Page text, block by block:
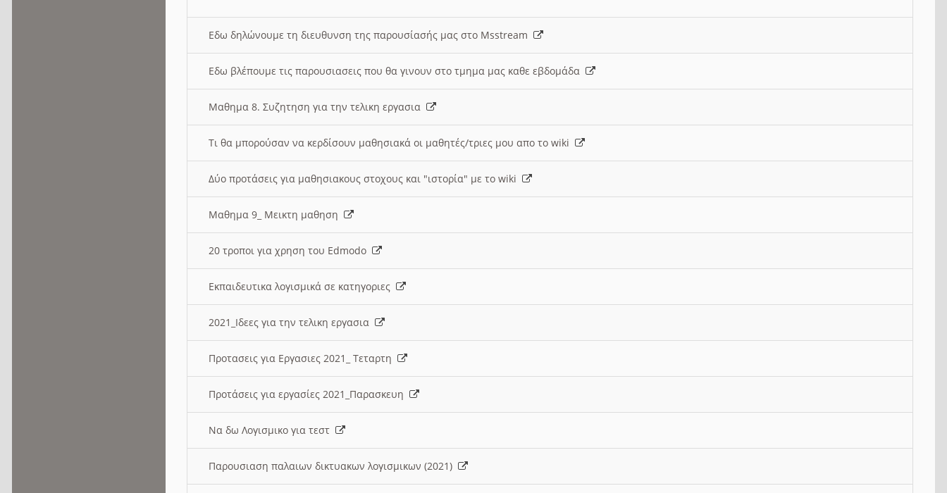
Εδω δηλώνουμε τη διευθυνση της παρουσίασής μας στο Msstream
Εδω βλέπουμε τις παρουσιασεις που θα γινουν στο τμημα μας καθε εβδομάδα
Μαθημα 8. Συζητηση για την τελικη εργασια
Τι θα μπορούσαν να κερδίσουν μαθησιακά οι μαθητές/τριες μου απο το wiki
Δύο προτάσεις για μαθησιακους στοχους και "ιστορία" με το wiki
Μαθημα 9_ Μεικτη μαθηση
20 τροποι για χρηση του Edmodo
Εκπαιδευτικα λογισμικά σε κατηγοριες
2021_Ιδεες για την τελικη εργασια
Προτασεις για Εργασιες 2021_ Τεταρτη
Προτάσεις για εργασίες 2021_Παρασκευη
Να δω Λογισμικο για τεστ
Παρουσιαση παλαιων δικτυακων λογισμικων (2021)